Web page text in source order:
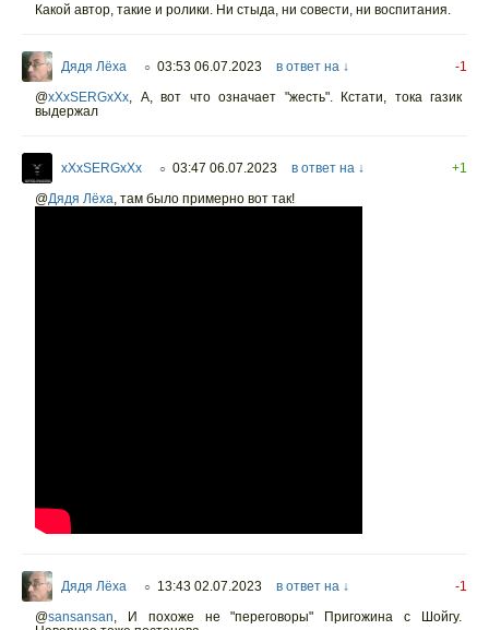
Какой автор, такие и ролики. Ни стыда, ни совести, ни воспитания.
Дядя Лёха ○ 03:53 06.07.2023 в ответ на ↓
-1
@xXxSERGxXx
А, вот что означает "жесть". Кстати, тока газик
выдержал
xXxSERGxXx ○ 03:47 06.07.2023 в ответ на ↓
+1
@Дядя Лёха там было примерно вот так!
Дядя Лёха ○ 13:43 02.07.2023 в ответ на ↓
-1
@sansansan
И похоже не "переговоры" Пригожина с Шойгу.